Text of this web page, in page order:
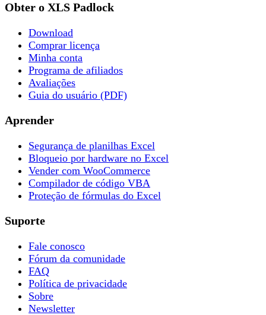
Obter o XLS Padlock
Download
Comprar licença
Minha conta
Programa de afiliados
Avaliações
Guia do usuário (PDF)
Aprender
Segurança de planilhas Excel
Bloqueio por hardware no Excel
Vender com WooCommerce
Compilador de código VBA
Proteção de fórmulas do Excel
Suporte
Fale conosco
Fórum da comunidade
FAQ
Política de privacidade
Sobre
Newsletter